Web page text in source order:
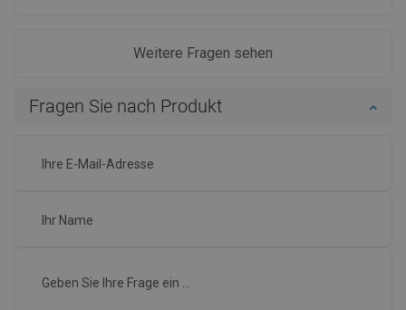
Weitere Fragen sehen
Fragen Sie nach Produkt